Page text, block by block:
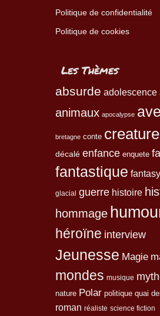
Politique de confidentialité
Politique de cookies
Les Thèmes
absurde adolescence
animaux apocalypse
bretagne conte
décalé enfance enquete
fantastique fantasy
glacial guerre histoire
hommage
héroïne interview
Jeunesse Magie
mondes musique
nature Polar politique quai
roman réaliste science fiction